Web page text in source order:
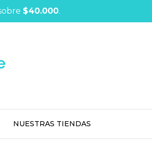
$40.000.
NUESTRAS TIENDAS